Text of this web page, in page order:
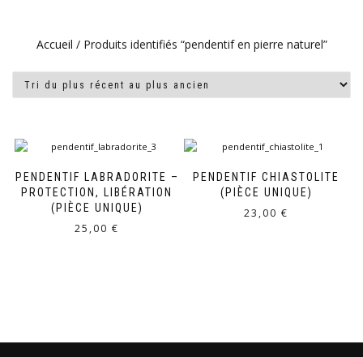
Accueil / Produits identifiés “pendentif en pierre naturel”
PENDENTIF LABRADORITE –
PROTECTION, LIBÉRATION
(PIÈCE UNIQUE)
25,00 €
PENDENTIF CHIASTOLITE
(PIÈCE UNIQUE)
23,00 €